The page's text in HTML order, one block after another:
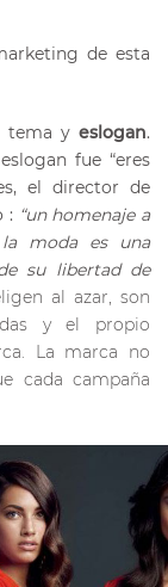
de esta
tema y eslogan.
fue “eres
el director de
: “un homenaje a
moda es una
su libertad de
al azar, son
y el propio
La marca no
cada campaña